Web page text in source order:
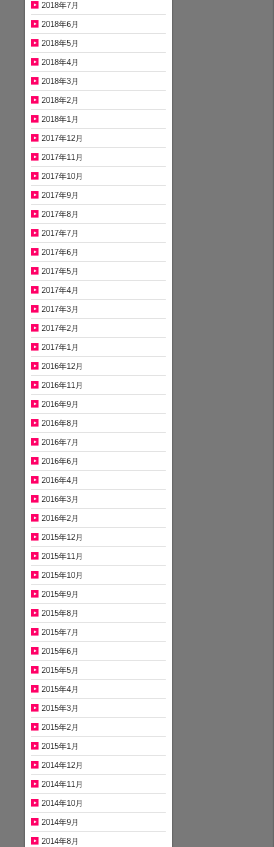
2018年7月
2018年6月
2018年5月
2018年4月
2018年3月
2018年2月
2018年1月
2017年12月
2017年11月
2017年10月
2017年9月
2017年8月
2017年7月
2017年6月
2017年5月
2017年4月
2017年3月
2017年2月
2017年1月
2016年12月
2016年11月
2016年9月
2016年8月
2016年7月
2016年6月
2016年4月
2016年3月
2016年2月
2015年12月
2015年11月
2015年10月
2015年9月
2015年8月
2015年7月
2015年6月
2015年5月
2015年4月
2015年3月
2015年2月
2015年1月
2014年12月
2014年11月
2014年10月
2014年9月
2014年8月